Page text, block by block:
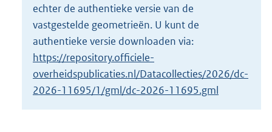
1
6
K
echter de authentieke versie van de
vastgestelde geometrieën. U kunt de
authentieke versie downloaden via:
https://repository.officiele-
overheidspublicaties.nl/Datacollecties/2026/dc-
2026-11695/1/gml/dc-2026-11695.gml